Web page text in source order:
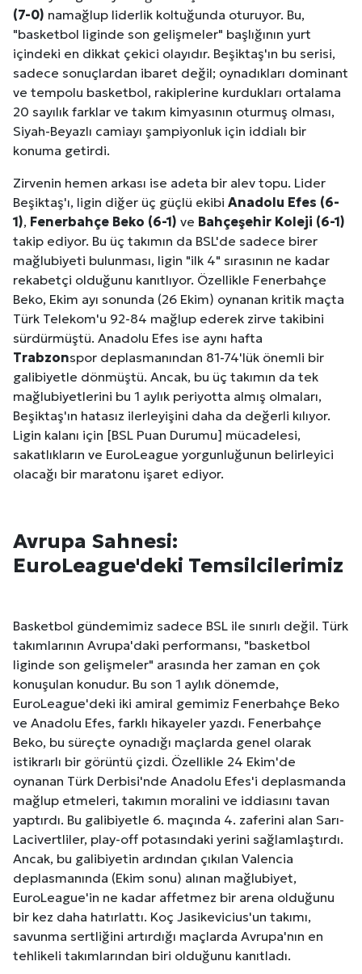
(7-0) namağlup liderlik koltuğunda oturuyor. Bu,
"basketbol liginde son gelişmeler" başlığının yurt
içindeki en dikkat çekici olayıdır. Beşiktaş'ın bu serisi,
sadece sonuçlardan ibaret değil; oynadıkları dominant
ve tempolu basketbol, rakiplerine kurdukları ortalama
20 sayılık farklar ve takım kimyasının oturmuş olması,
Siyah-Beyazlı camiayı şampiyonluk için iddialı bir
konuma getirdi.
Zirvenin hemen arkası ise adeta bir alev topu. Lider
Beşiktaş'ı, ligin diğer üç güçlü ekibi Anadolu Efes (6-
1), Fenerbahçe Beko (6-1) ve Bahçeşehir Koleji (6-1)
takip ediyor. Bu üç takımın da BSL'de sadece birer
mağlubiyeti bulunması, ligin "ilk 4" sırasının ne kadar
rekabetçi olduğunu kanıtlıyor. Özellikle Fenerbahçe
Beko, Ekim ayı sonunda (26 Ekim) oynanan kritik maçta
Türk Telekom'u 92-84 mağlup ederek zirve takibini
sürdürmüştü. Anadolu Efes ise aynı hafta
Trabzonspor deplasmanından 81-74'lük önemli bir
galibiyetle dönmüştü. Ancak, bu üç takımın da tek
mağlubiyetlerini bu 1 aylık periyotta almış olmaları,
Beşiktaş'ın hatasız ilerleyişini daha da değerli kılıyor.
Ligin kalanı için [BSL Puan Durumu] mücadelesi,
sakatlıkların ve EuroLeague yorgunluğunun belirleyici
olacağı bir maratonu işaret ediyor.
Avrupa Sahnesi:
EuroLeague'deki Temsilcilerimiz
Basketbol gündemimiz sadece BSL ile sınırlı değil. Türk
takımlarının Avrupa'daki performansı, "basketbol
liginde son gelişmeler" arasında her zaman en çok
konuşulan konudur. Bu son 1 aylık dönemde,
EuroLeague'deki iki amiral gemimiz Fenerbahçe Beko
ve Anadolu Efes, farklı hikayeler yazdı. Fenerbahçe
Beko, bu süreçte oynadığı maçlarda genel olarak
istikrarlı bir görüntü çizdi. Özellikle 24 Ekim'de
oynanan Türk Derbisi'nde Anadolu Efes'i deplasmanda
mağlup etmeleri, takımın moralini ve iddiasını tavan
yaptırdı. Bu galibiyetle 6. maçında 4. zaferini alan Sarı-
Lacivertliler, play-off potasındaki yerini sağlamlaştırdı.
Ancak, bu galibiyetin ardından çıkılan Valencia
deplasmanında (Ekim sonu) alınan mağlubiyet,
EuroLeague'in ne kadar affetmez bir arena olduğunu
bir kez daha hatırlattı. Koç Jasikevicius'un takımı,
savunma sertliğini artırdığı maçlarda Avrupa'nın en
tehlikeli takımlarından biri olduğunu kanıtladı.
Kuzu Fileto Seçimi ve Pişirme Önerileri: Yumuşak
Dar Tavanlı Alanlar İçin Oval Hava Kanalı Avantajları